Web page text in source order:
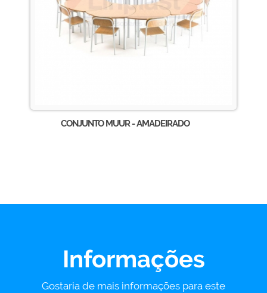
CONJUNTO MUUR - AMADEIRADO
Informações
Gostaria de mais informações para este